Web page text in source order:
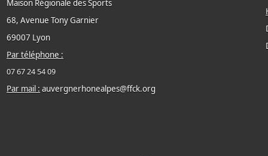
Maison Régionale des Sports
68, Avenue Tony Garnier
69007 Lyon
Par téléphone :
07 67 24 54 09
Par mail : auvergnerhonealpes@ffck.org